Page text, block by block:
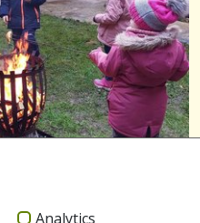
Analytics